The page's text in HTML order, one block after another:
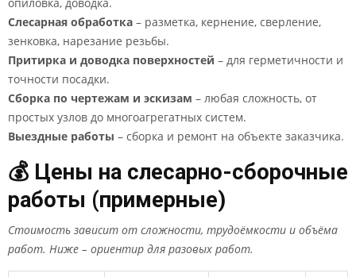
Слесарная обработка – разметка, кернение, сверление,
зенковка, нарезание резьбы.
Притирка и доводка поверхностей – для герметичности и
точности посадки.
Сборка по чертежам и эскизам – любая сложность, от
простых узлов до многоагрегатных систем.
Выездные работы – сборка и ремонт на объекте заказчика.
💰 Цены на слесарно-сборочные
работы (примерные)
Стоимость зависит от сложности, трудоёмкости и объёма
работ. Ниже – ориентир для разовых работ.